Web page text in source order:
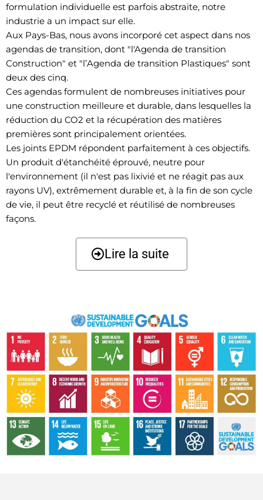
formulation individuelle est parfois abstraite, notre
industrie a un impact sur elle.
Aux Pays-Bas, nous avons incorporé cet aspect dans nos
agendas de transition, dont "l'Agenda de transition
Construction" et "l’Agenda de transition Plastiques" sont
deux des cinq.
Ces agendas formulent de nombreuses initiatives pour
une construction meilleure et durable, dans lesquelles la
réduction du CO2 et la récupération des matières
premières sont principalement orientées.
Les joints EPDM répondent parfaitement à ces objectifs.
Un produit d'étanchéité éprouvé, neutre pour
l'environnement (il n'est pas lixivié et ne réagit pas aux
rayons UV), extrêmement durable et, à la fin de son cycle
de vie, il peut être recyclé et réutilisé de nombreuses
façons.
Lire la suite